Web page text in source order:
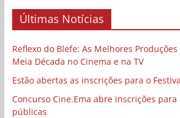
Últimas Notícias
Reflexo do Blefe: As Melhores
Meia Década no Cinema e na TV
Estão abertas as inscrições para o
Concurso Cine.Ema abre inscrições
públicas